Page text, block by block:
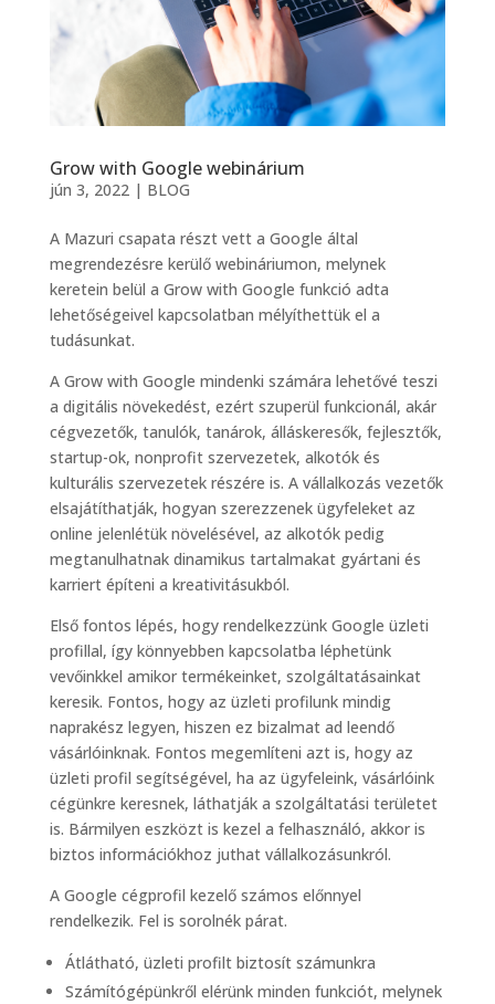
Grow with Google webinárium
jún 3, 2022| BLOG
A Mazuri csapata részt vett a Google által
megrendezésre kerülő webináriumon, melynek
keretein belül a Grow with Google funkció adta
lehetőségeivel kapcsolatban mélyíthettük el a
tudásunkat.
A Grow with Google mindenki számára lehetővé teszi
a digitális növekedést, ezért szuperül funkcionál, akár
cégvezetők, tanulók, tanárok, álláskeresők, fejlesztők,
startup-ok, nonprofit szervezetek, alkotók és
kulturális szervezetek részére is. A vállalkozás vezetők
elsajátíthatják, hogyan szerezzenek ügyfeleket az
online jelenlétük növelésével, az alkotók pedig
megtanulhatnak dinamikus tartalmakat gyártani és
karriert építeni a kreativitásukból.
Első fontos lépés, hogy rendelkezzünk Google üzleti
profillal, így könnyebben kapcsolatba léphetünk
vevőinkkel amikor termékeinket, szolgáltatásainkat
keresik. Fontos, hogy az üzleti profilunk mindig
naprakész legyen, hiszen ez bizalmat ad leendő
vásárlóinknak. Fontos megemlíteni azt is, hogy az
üzleti profil segítségével, ha az ügyfeleink, vásárlóink
cégünkre keresnek, láthatják a szolgáltatási területet
is. Bármilyen eszközt is kezel a felhasználó, akkor is
biztos információkhoz juthat vállalkozásunkról.
A Google cégprofil kezelő számos előnnyel
rendelkezik. Fel is sorolnék párat.
Átlátható, üzleti profilt biztosít számunkra
Számítógépünkről elérünk minden funkciót, melynek